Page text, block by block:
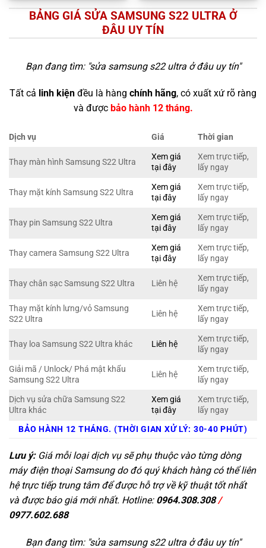
BẢNG GIÁ SỬA SAMSUNG S22 ULTRA Ở
ĐÂU UY TÍN
Bạn đang tìm: "sửa samsung s22 ultra ở đâu uy tín"
Tất cả linh kiện đều là hàng chính hãng, có xuất xứ rõ ràng
và được bảo hành 12 tháng.
Dịch vụ Giá Thời gian
Thay màn hình Samsung S22 Ultra
Xem giá
tại đây
Xem trực tiếp,
lấy ngay
Thay mặt kính Samsung S22 Ultra
Xem giá
tại đây
Xem trực tiếp,
lấy ngay
Thay pin Samsung S22 Ultra
Xem giá
tại đây
Xem trực tiếp,
lấy ngay
Thay camera Samsung S22 Ultra
Xem giá
tại đây
Xem trực tiếp,
lấy ngay
Thay chân sạc Samsung S22 Ultra Liên hệ
Xem trực tiếp,
lấy ngay
Thay mặt kính lưng/vỏ Samsung
S22 Ultra
Liên hệ
Xem trực tiếp,
lấy ngay
Thay loa Samsung S22 Ultra khác Liên hệ
Xem trực tiếp,
lấy ngay
Giải mã / Unlock/ Phá mật khẩu
Samsung S22 Ultra
Liên hệ
Xem trực tiếp,
lấy ngay
Dịch vụ sửa chữa Samsung S22
Ultra khác
Xem giá
tại đây
Xem trực tiếp,
lấy ngay
BẢO HÀNH 12 THÁNG. (THỜI GIAN XỬ LÝ: 30-40 PHÚT)
Lưu ý:Giá mỗi loại dịch vụ sẽ phụ thuộc vào từng dòng
máy điện thoại Samsung do đó quý khách hàng có thể liên
hệ trực tiếp trung tâm để được hỗ trợ về kỹ thuật tốt nhất
và được báo giá mới nhất. Hotline: 0964.308.308/
0977.602.688
Bạn đang tìm: "sửa samsung s22 ultra ở đâu uy tín"